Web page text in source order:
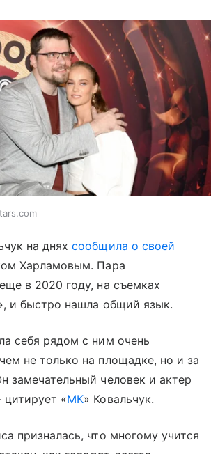
на дняхсообщила о своей
Харламовым. Пара
в 2020 году, на съемках
и быстро нашла общий язык.
себя рядом с ним очень
не только на площадке, но и за
замечательный человек и актер
«МК» Ковальчук.
призналась, что многому учится